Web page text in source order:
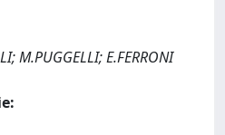
M.PUGGELLI; E.FERRONI